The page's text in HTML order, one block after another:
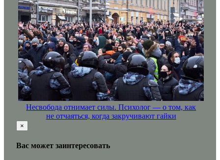
Несвобода отнимает силы. Психолог — о том, как
не отчаяться, когда закручивают гайки
×
Вас может заинтересовать